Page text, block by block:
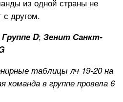
из одной страны не
с другом.
D; Зенит Санкт-
таблицы лч 19-20 на
команда в группе провела 6